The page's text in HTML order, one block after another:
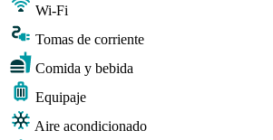
Wi-Fi
Tomas de corriente
Comida y bebida
Equipaje
Aire acondicionado